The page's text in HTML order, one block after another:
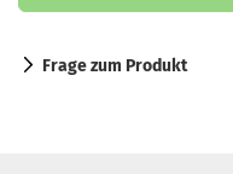
Frage zum Produkt